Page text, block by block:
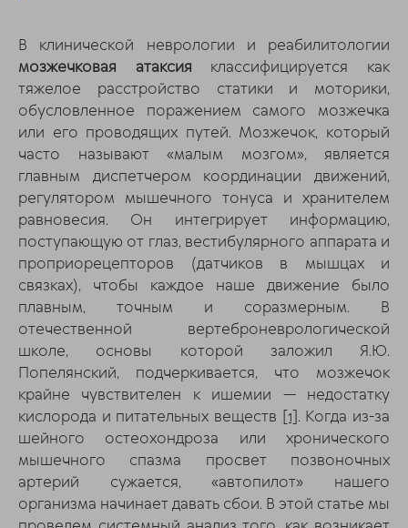
В клинической неврологии и реабилитологии
мозжечковая атаксия классифицируется как
тяжелое расстройство статики и моторики,
обусловленное поражением самого мозжечка
или его проводящих путей. Мозжечок, который
часто называют «малым мозгом», является
главным диспетчером координации движений,
регулятором мышечного тонуса и хранителем
равновесия. Он интегрирует информацию,
поступающую от глаз, вестибулярного аппарата и
проприорецепторов (датчиков в мышцах и
связках), чтобы каждое наше движение было
плавным, точным и соразмерным. В
отечественной вертеброневрологической
школе, основы которой заложил Я.Ю.
Попелянский, подчеркивается, что мозжечок
крайне чувствителен к ишемии — недостатку
кислорода и питательных веществ [1]. Когда из-за
шейного остеохондроза или хронического
мышечного спазма просвет позвоночных
артерий сужается, «автопилот» нашего
организма начинает давать сбои. В этой статье мы